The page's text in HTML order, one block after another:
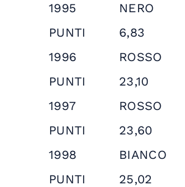
1995
NERO
PUNTI
6,83
1996
ROSSO
PUNTI
23,10
1997
ROSSO
PUNTI
23,60
1998
BIANCO
PUNTI
25,02